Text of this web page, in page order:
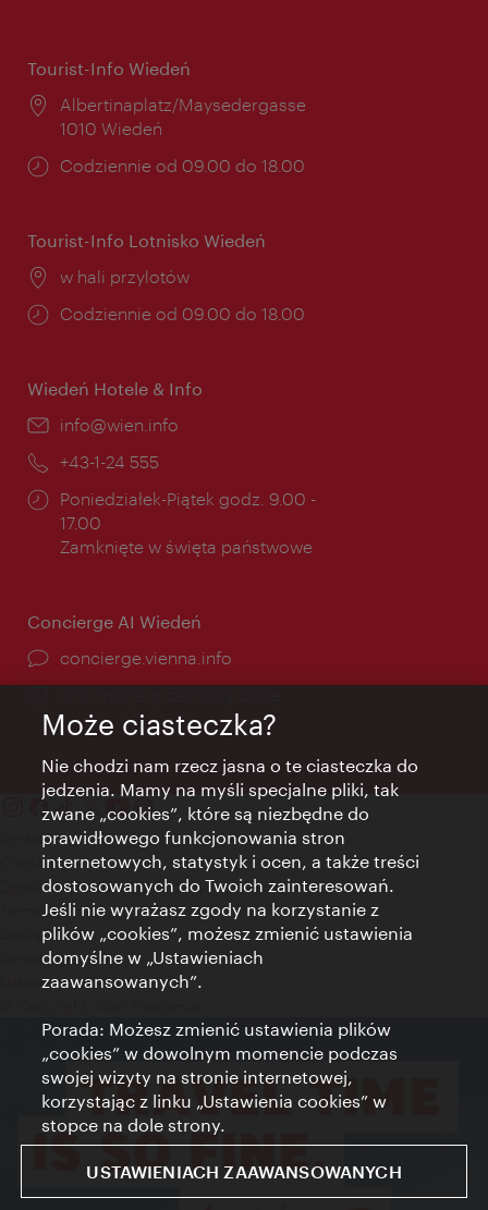
Tourist-Info Wiedeń
Miejsce:
Albertinaplatz/Maysedergasse
1010 Wiedeń
Godziny
Codziennie od 09.00 do 18.00
Tourist-Info Lotnisko Wiedeń
Miejsce:
w hali przylotów
Godziny
Codziennie od 09.00 do 18.00
Wiedeń Hotele & Info
E-
info@wien.info
Telefon:
+43-1-24 555
Godziny
otwarcia:
Poniedziałek-Piątek godz. 9.00 -
17.00
Zamknięte w święta państwowe
Concierge AI Wiedeń
concierge.vienna.info
Kontakt
Credits
Zgoda na przetwarzanie danych osobowych
Terms of Use
Dostępność
Kontakt prasowy
Ustawienia cookies
Może ciasteczka?
Nie chodzi nam rzecz jasna o te ciasteczka do
jedzenia. Mamy na myśli specjalne pliki, tak
zwane „cookies”, które są niezbędne do
prawidłowego funkcjonowania stron
internetowych, statystyk i ocen, a także treści
dostosowanych do Twoich zainteresowań.
Jeśli nie wyrażasz zgody na korzystanie z
plików „cookies”, możesz zmienić ustawienia
domyślne w „Ustawieniach
zaawansowanych”.
Porada: Możesz zmienić ustawienia plików
„cookies” w dowolnym momencie podczas
swojej wizyty na stronie internetowej,
korzystając z linku „Ustawienia cookies” w
stopce na dole strony.
USTAWIENIACH ZAAWANSOWANYCH